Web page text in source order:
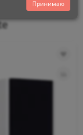
LX-2 MKII Lux White
Принимаю